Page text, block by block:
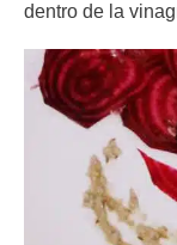
dentro de la